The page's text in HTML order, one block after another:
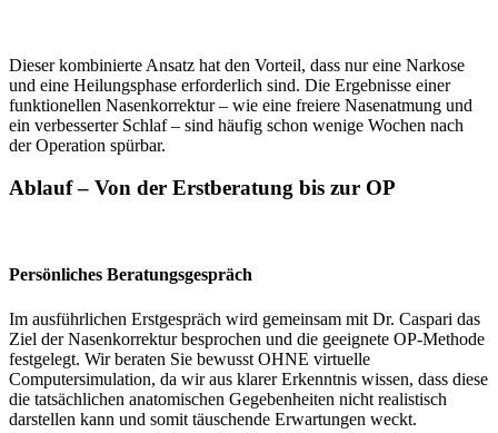
Dieser kombinierte Ansatz hat den Vorteil, dass nur eine Narkose
und eine Heilungsphase erforderlich sind. Die Ergebnisse einer
funktionellen Nasenkorrektur – wie eine freiere Nasenatmung und
ein verbesserter Schlaf – sind häufig schon wenige Wochen nach
der Operation spürbar.
Ablauf – Von der Erstberatung bis zur OP
Persönliches Beratungsgespräch
Im ausführlichen Erstgespräch wird gemeinsam mit Dr. Caspari das
Ziel der Nasenkorrektur besprochen und die geeignete OP-Methode
festgelegt. Wir beraten Sie bewusst OHNE virtuelle
Computersimulation, da wir aus klarer Erkenntnis wissen, dass diese
die tatsächlichen anatomischen Gegebenheiten nicht realistisch
darstellen kann und somit täuschende Erwartungen weckt.